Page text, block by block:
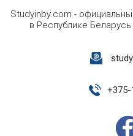
Studyinby.com -
в Республике
+